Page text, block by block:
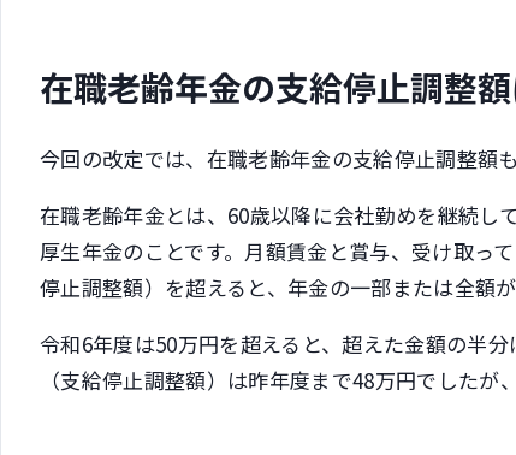
在職老齢年金の支給停止調整
今回の改定では、在職老齢年金の支給停止調整額
在職老齢年金とは、60歳以降に会社勤めを継続し
厚生年金のことです。月額賃金と賞与、受け取っ
停止調整額）を超えると、年金の一部または全額
令和6年度は50万円を超えると、超えた金額の半
（支給停止調整額）は昨年度まで48万円でしたが